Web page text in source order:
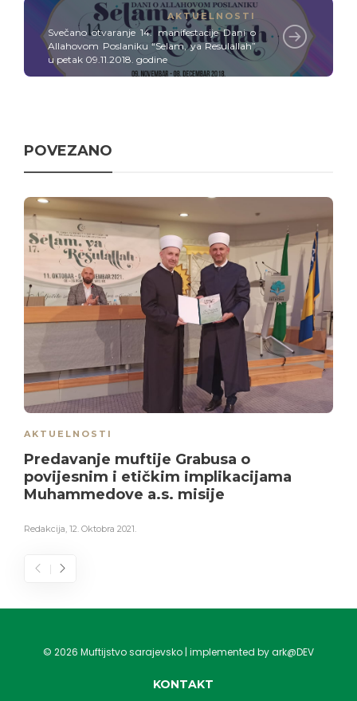
AKTUELNOSTI
Svečano otvaranje 14. manifestacije Dani o
Allahovom Poslaniku “Selam, ya Resulallah”
u petak 09.11.2018. godine
POVEZANO
AKTUELNOSTI
Predavanje muftije Grabusa o
povijesnim i etičkim implikacijama
Muhammedove a.s. misije
Redakcija, 12. Oktobra 2021.
© 2026 Muftijstvo sarajevsko | implemented by ark@DEV
KONTAKT